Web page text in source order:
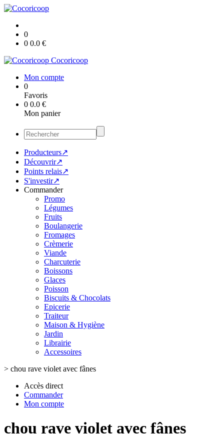
0
0 0.0 €
Cocoricoop
Mon compte
0
Favoris
0 0.0 €
Mon panier
Producteurs↗
Découvrir↗
Points relais↗
S'investir↗
Commander
Promo
Légumes
Fruits
Boulangerie
Fromages
Crèmerie
Viande
Charcuterie
Boissons
Glaces
Poisson
Biscuits & Chocolats
Epicerie
Traiteur
Maison & Hygiène
Jardin
Librairie
Accessoires
> chou rave violet avec fânes
Accès direct
Commander
Mon compte
chou rave violet avec fânes